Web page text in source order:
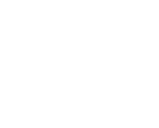
pagina su GitHub